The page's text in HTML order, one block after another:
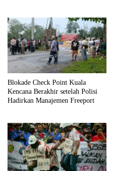
Blokade Check Point Kuala
Kencana Berakhir setelah Polisi
Hadirkan Manajemen Freeport